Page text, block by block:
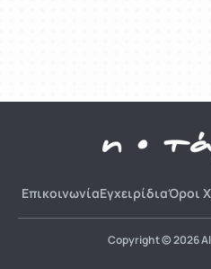
ΕπικοινωνίαΕγχειρίδιαΌροι
Copyright © 2026